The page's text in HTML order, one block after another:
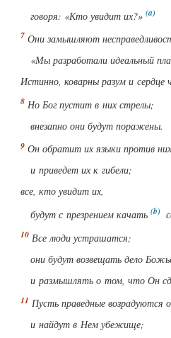
говоря: «Кто увидит их?»
Они замышляют
«Мы разработали идеальный
Истинно, коварны разум и сердце
Но Бог пустит в них стрелы;
внезапно они будут поражены.
Он обратит их языки против
и приведет их к гибели;
все, кто увидит их,
будут с презрением качать
Все люди устрашатся;
они будут возвещать дело
и размышлять о том, что Он
Пусть праведные возрадуются
и найдут в Нем убежище;